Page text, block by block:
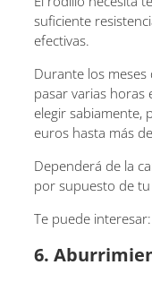
suficiente
efectivas.
Durante los
pasar varias horas
elegir sabiamente,
euros hasta más
Dependerá de la
por supuesto de
Te puede
6.